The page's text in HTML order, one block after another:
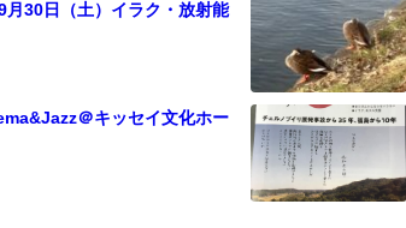
月30日（土）イラク・放射能
＠キッセイ文化ホー